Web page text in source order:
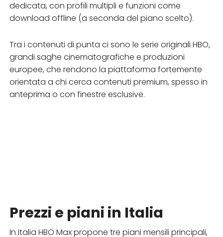
dedicata, con profili multipli e funzioni come
download offline (a seconda del piano scelto).
Tra i contenuti di punta ci sono le serie originali HBO,
grandi saghe cinematografiche e produzioni
europee, che rendono la piattaforma fortemente
orientata a chi cerca contenuti premium, spesso in
anteprima o con finestre esclusive.
Prezzi e piani in Italia
In Italia HBO Max propone tre piani mensili principali,